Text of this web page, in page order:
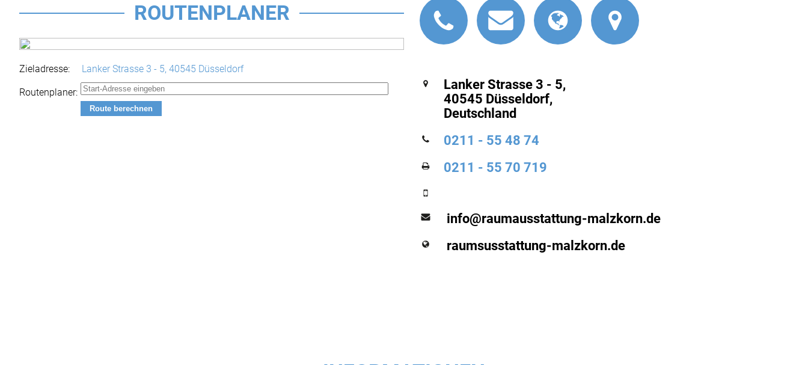
Lanker Strasse 3 - 5,
40545 Düsseldorf,
Deutschland
0211 - 55 48 74
0211 - 55 70 719
info@raumausstattung-malzkorn.de
raumsusstattung-malzkorn.de
ROUTENPLANER
Zieladresse: Lanker Strasse 3 - 5, 40545 Düsseldorf
Routenplaner: